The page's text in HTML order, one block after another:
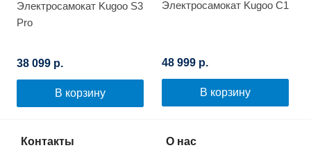
Электросамокат Kugoo S3
Pro
38 099 р.
В корзину
Электросамокат Kugoo C1
48 999 р.
В корзину
Контакты О нас